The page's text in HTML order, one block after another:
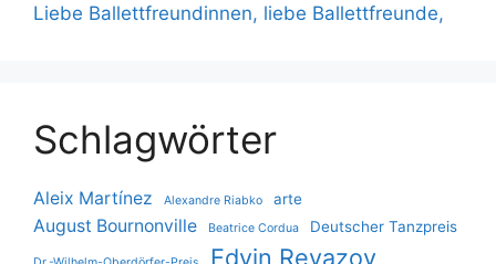
Liebe Ballettfreundinnen, liebe Ballettfreunde,
Schlagwörter
Aleix Martínez Alexandre Riabko arte
August Bournonville Beatrice Cordua Deutscher Tanzpreis
Edvin Revazov